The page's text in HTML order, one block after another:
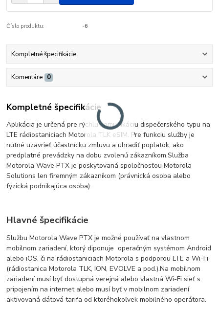
Číslo produktu: -6
Kompletné špecifikácie
Komentáre 0
Kompletné špecifikácie
Aplikácia je určená pre rýchlu komunikáciu dispečerského typu na
LTE rádiostaniciach Motorola TLK eSIM. Pre funkciu služby je
nutné uzavrieť účastnícku zmluvu a uhradiť poplatok, ako
predplatné prevádzky na dobu zvolenú zákazníkom.Služba
Motorola Wave PTX je poskytovaná spoločnosťou Motorola
Solutions len firemným zákazníkom (právnická osoba alebo
fyzická podnikajúca osoba).
Hlavné špecifikácie
Službu Motorola Wave PTX je možné používať na vlastnom
mobilnom zariadení, ktorý diponuje operačným systémom Android
alebo iOS, či na rádiostaniciach Motorola s podporou LTE a Wi-Fi
(rádiostanica Motorola TLK, ION, EVOLVE a pod.).Na mobilnom
zariadení musí byť dostupná verejná alebo vlastná Wi-Fi sieť s
pripojením na internet alebo musí byť v mobilnom zariadení
aktivovaná dátová tarifa od ktoréhokoľvek mobilného operátora.